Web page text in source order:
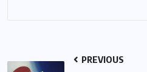
PREVIOUS